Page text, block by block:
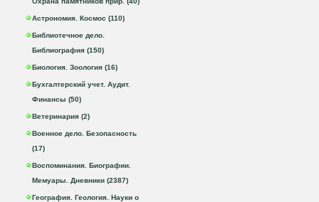
Астрономия. Космос (110)
Библиотечное дело.
Библиография (150)
Биология. Зоология (16)
Бухгалтерский учет. Аудит.
Финансы (50)
Ветеринария (2)
Военное дело. Безопасность
(17)
Воспоминания. Биографии.
Мемуары. Дневники (2387)
География. Геология. Науки о